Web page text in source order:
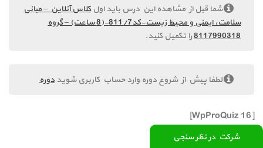
شرکت در نظر سنجی
شما قبل از مشاهده این درس باید اولکلاس آنلاین – مبانی
سلامت، ایمنی و محیط زیست-کد811/7-(8 ساعت) – گروه
8117990318را تکمیل کنید.
لطفا پیش از شروع دوره وارد حساب کاربری شویددوره
[WpProQuiz 16]